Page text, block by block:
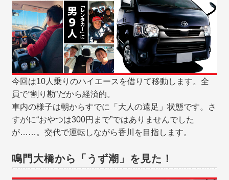
今回は10人乗りのハイエースを借りて移動します。全
員で“割り勘”だから経済的。
車内の様子は朝からすでに「大人の遠足」状態です。さ
すがに“おやつは300円まで”ではありませんでした
が……。交代で運転しながら香川を目指します。
鳴門大橋から「うず潮」を見た！